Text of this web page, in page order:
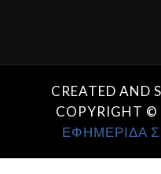
CREATED AND
COPYRIGHT ©
ΕΦΗΜΕΡΙΔΑ